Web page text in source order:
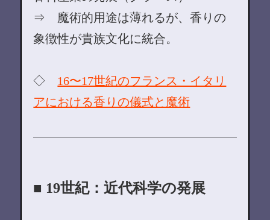
⇒ 魔術的用途は薄れるが、香りの
象徴性が貴族文化に統合。
◇ 16〜17世紀のフランス・イタリ
アにおける香りの儀式と魔術
■ 19世紀：近代科学の発展